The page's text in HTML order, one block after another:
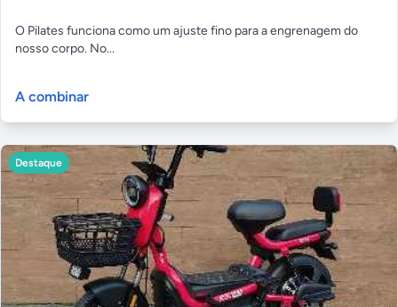
O Pilates funciona como um ajuste fino para a engrenagem do
nosso corpo. No...
A combinar
Destaque